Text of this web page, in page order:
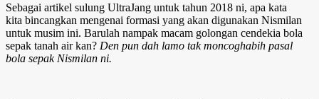
Sebagai artikel sulung UltraJang untuk tahun 2018 ni, apa kata
kita bincangkan mengenai formasi yang akan digunakan Nismilan
untuk musim ini. Barulah nampak macam golongan cendekia bola
sepak tanah air kan? Den pun dah lamo tak moncoghabih pasal
bola sepak Nismilan ni.